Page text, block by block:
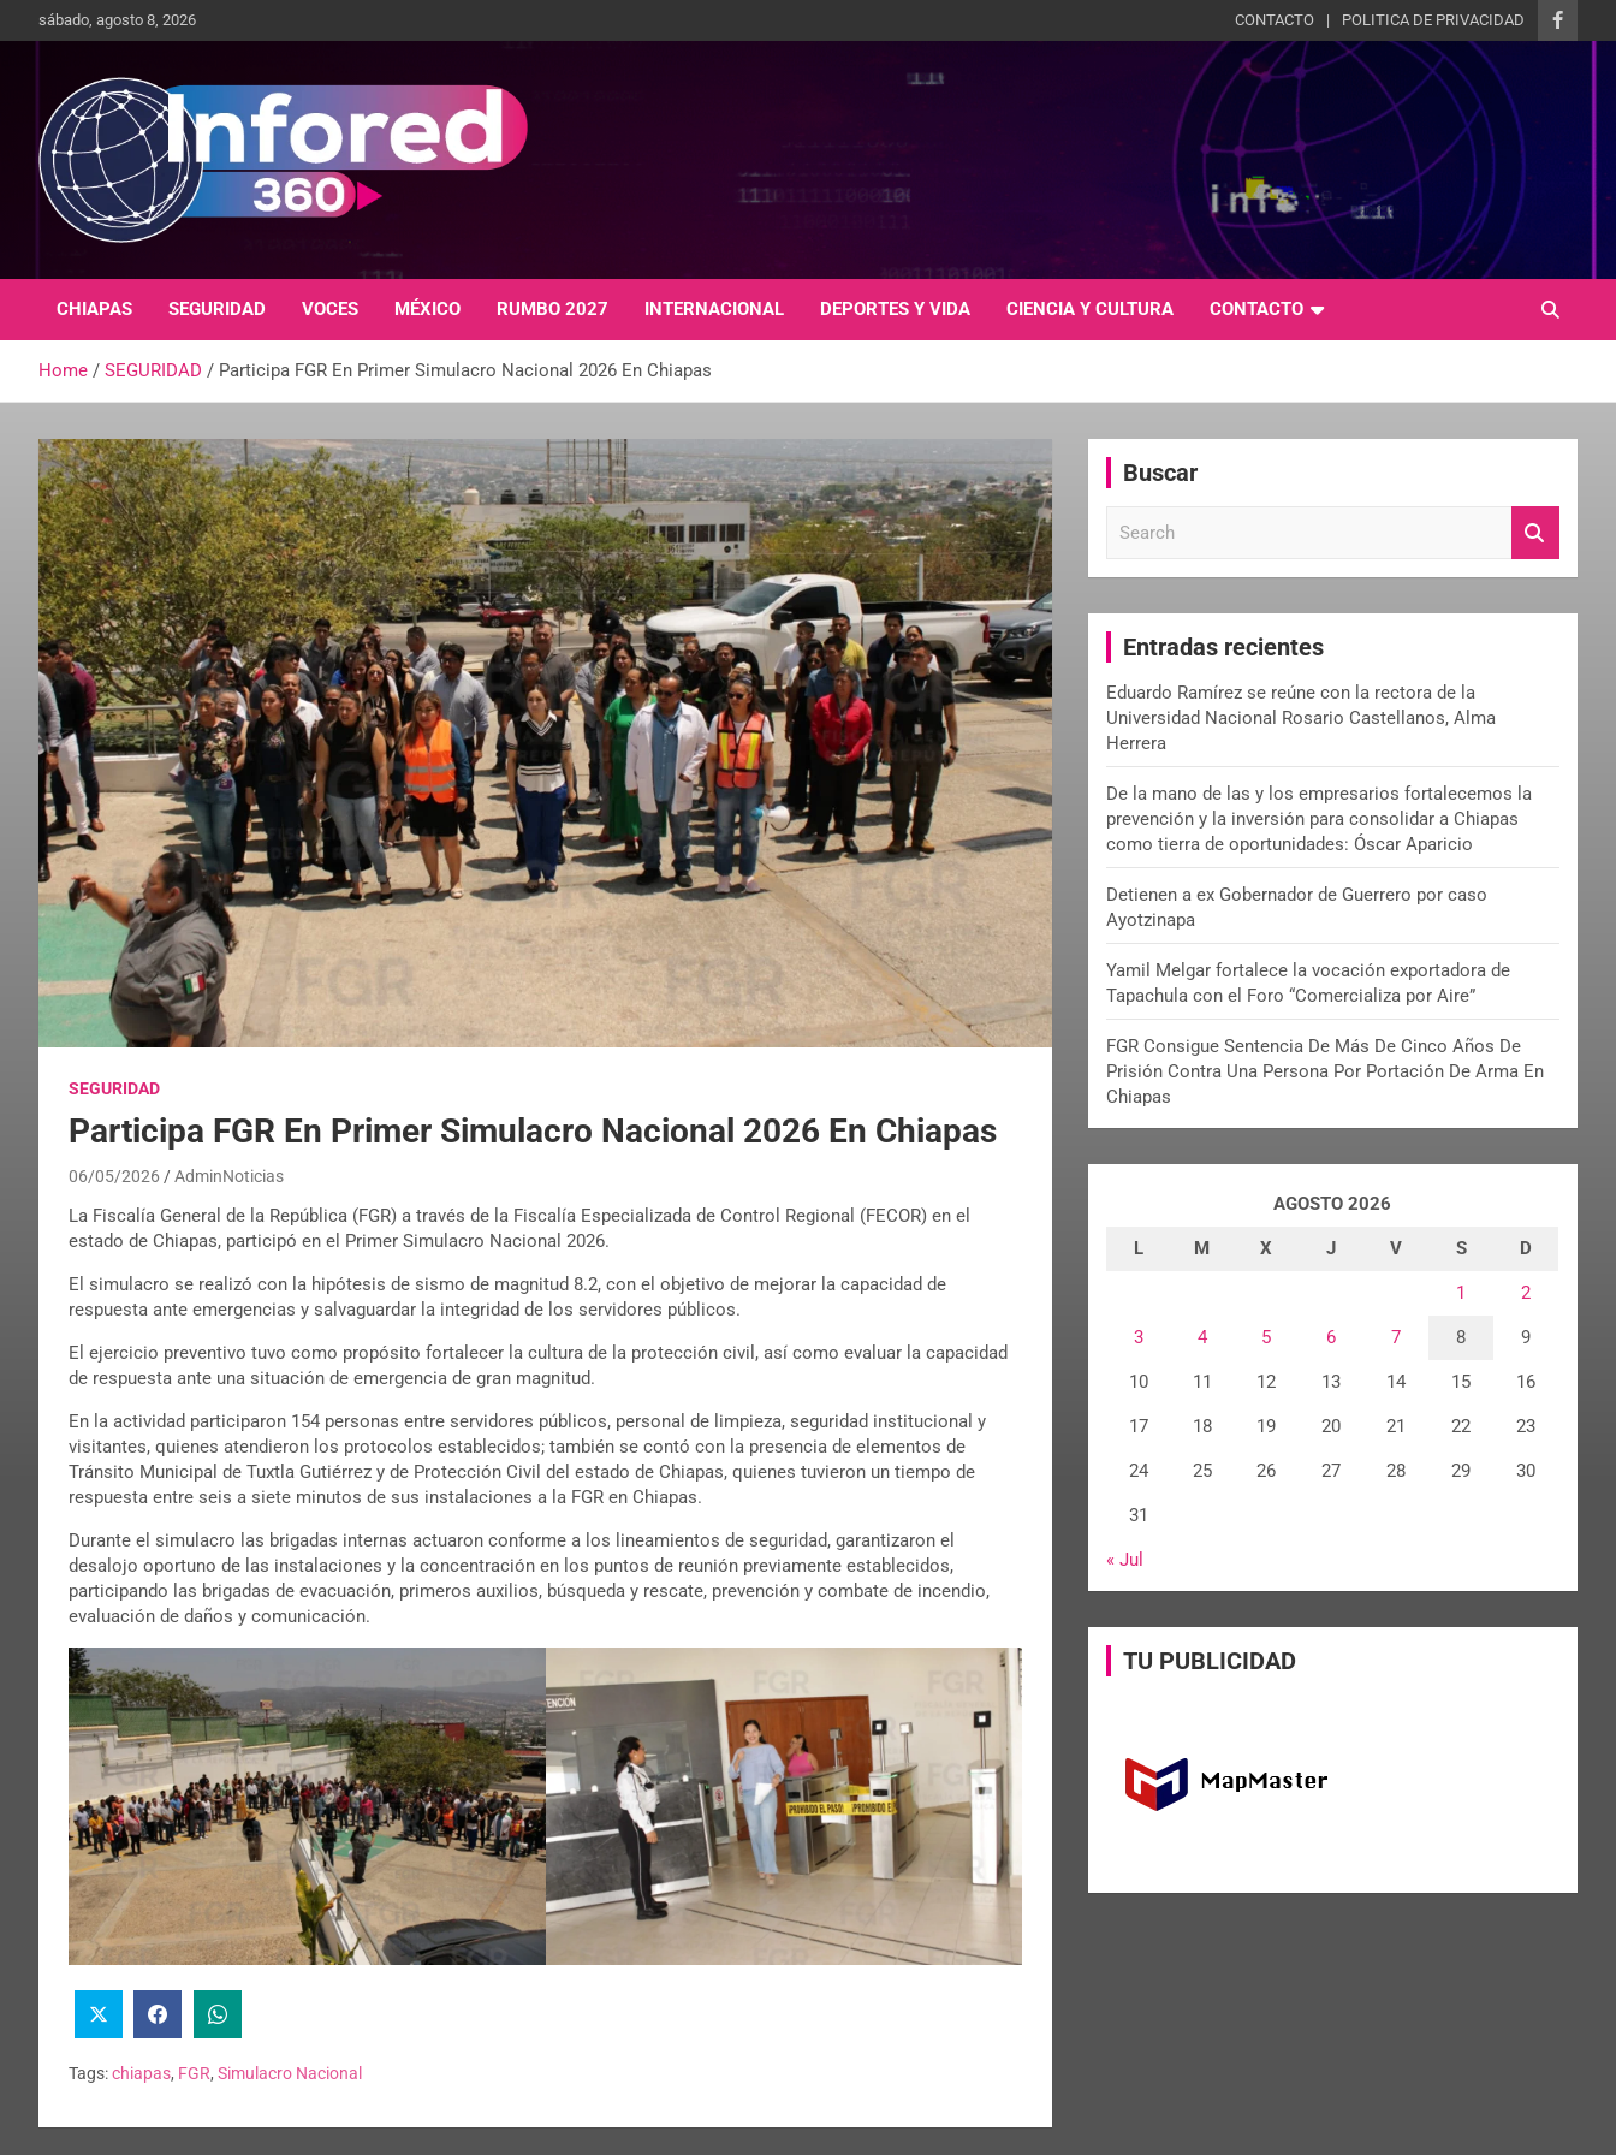
sábado, agosto 8, 2026 CONTACTO POLITICA DE PRIVACIDAD
infored360.mx
CHIAPAS SEGURIDAD VOCES MÉXICO RUMBO 2027 INTERNACIONAL DEPORTES Y VIDA CIENCIA Y CULTURA CONTACTO
Home SEGURIDAD Participa FGR En Primer Simulacro Nacional 2026 En Chiapas
SEGURIDAD
Participa FGR En Primer Simulacro Nacional 2026 En Chiapas
06/05/2026 AdminNoticias
La Fiscalía General de la República (FGR) a través de la Fiscalía Especializada de Control Regional (FECOR) en el
estado de Chiapas, participó en el Primer Simulacro Nacional 2026.
El simulacro se realizó con la hipótesis de sismo de magnitud 8.2, con el objetivo de mejorar la capacidad de
respuesta ante emergencias y salvaguardar la integridad de los servidores públicos.
El ejercicio preventivo tuvo como propósito fortalecer la cultura de la protección civil, así como evaluar la capacidad
de respuesta ante una situación de emergencia de gran magnitud.
En la actividad participaron 154 personas entre servidores públicos, personal de limpieza, seguridad institucional y
visitantes, quienes atendieron los protocolos establecidos; también se contó con la presencia de elementos de
Tránsito Municipal de Tuxtla Gutiérrez y de Protección Civil del estado de Chiapas, quienes tuvieron un tiempo de
respuesta entre seis a siete minutos de sus instalaciones a la FGR en Chiapas.
Durante el simulacro las brigadas internas actuaron conforme a los lineamientos de seguridad, garantizaron el
desalojo oportuno de las instalaciones y la concentración en los puntos de reunión previamente establecidos,
participando las brigadas de evacuación, primeros auxilios, búsqueda y rescate, prevención y combate de incendio,
evaluación de daños y comunicación.
Tags:chiapas, FGR, Simulacro Nacional
Buscar
c
Entradas recientes
Eduardo Ramírez se reúne con la rectora de la
Universidad Nacional Rosario Castellanos, Alma
Herrera
De la mano de las y los empresarios fortalecemos la
prevención y la inversión para consolidar a Chiapas
como tierra de oportunidades: Óscar Aparicio
Detienen a ex Gobernador de Guerrero por caso
Ayotzinapa
Yamil Melgar fortalece la vocación exportadora de
Tapachula con el Foro “Comercializa por Aire”
FGR Consigue Sentencia De Más De Cinco Años De
Prisión Contra Una Persona Por Portación De Arma En
Chiapas
AGOSTO 2026
L M X J V S D
1 2
3 4 5 6 7 8 9
10 11 12 13 14 15 16
17 18 19 20 21 22 23
24 25 26 27 28 29 30
31
« Jul
TU PUBLICIDAD